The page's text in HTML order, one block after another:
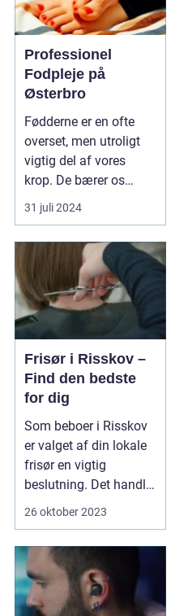
Professionel
Fodpleje på
Østerbro
Fødderne er en ofte
overset, men utroligt
vigtig del af vores
krop. De bærer os
gennem ...
31 juli 2024
Frisør i Risskov –
Find den bedste
for dig
Som beboer i Risskov
er valget af din lokale
frisør en vigtig
beslutning. Det handler
om mere...
26 oktober 2023